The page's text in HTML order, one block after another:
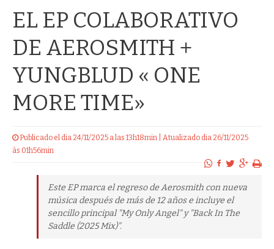
EL EP COLABORATIVO
DE AEROSMITH +
YUNGBLUD « ONE
MORE TIME»
Publicado el dia 24/11/2025 a las 13h18min | Atualizado dia 26/11/2025
às 01h56min
Este EP marca el regreso de Aerosmith con nueva
música después de más de 12 años e incluye el
sencillo principal "My Only Angel" y "Back In The
Saddle (2025 Mix)".